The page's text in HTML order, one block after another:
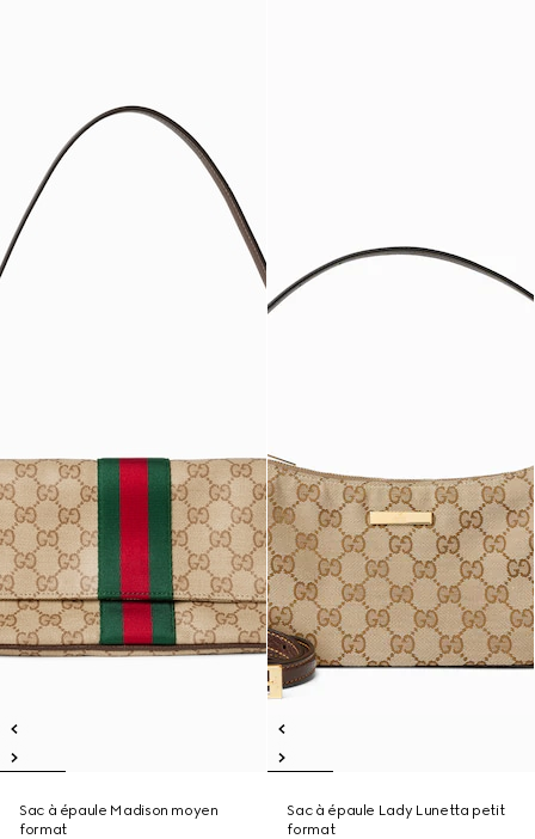
Sac à épaule Madison moyen
format
Sac à épaule Lady Lunetta petit
format